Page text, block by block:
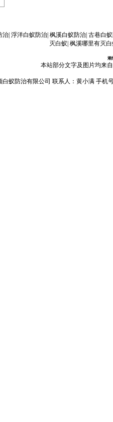
治| 浮洋白蚁防治| 枫溪白蚁防治| 古巷白
灭白蚁 枫溪哪里有灭白
潮
本站部分文字及图片均来
蚁防治有限公司 联系人：黄小满 手机